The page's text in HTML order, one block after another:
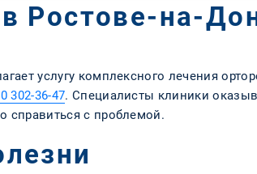
Ростове-на-
услугу комплексного лечения
302-36-47. Специалисты клиники
справиться с проблемой.